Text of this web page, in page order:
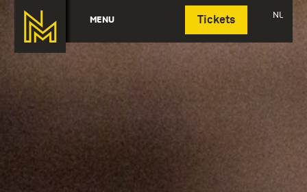
MENU Tickets NL
Deutsch